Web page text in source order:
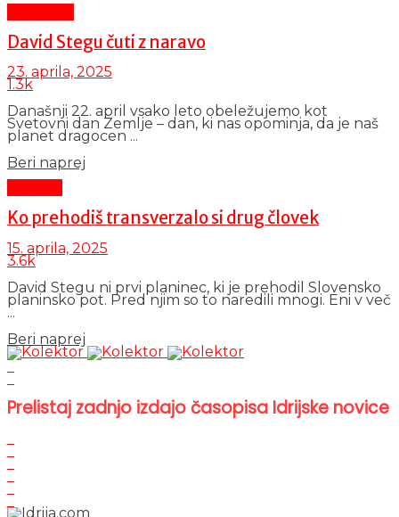
David Stegu čuti z naravo
23. aprila, 2025
1.3k
Današnji 22. april vsako leto obeležujemo kot
Svetovni dan Zemlje – dan, ki nas opominja, da je naš
planet dragocen ...
Beri naprej
Ko prehodiš transverzalo si drug človek
15. aprila, 2025
3.6k
David Stegu ni prvi planinec, ki je prehodil Slovensko
planinsko pot. Pred njim so to naredili mnogi. Eni v več
...
Beri naprej
Prelistaj zadnjo izdajo časopisa Idrijske novice